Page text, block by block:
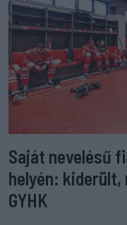
Saját nevelésű
helyén: kiderült,
GYHK